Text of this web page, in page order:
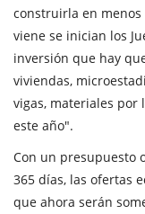
construirla en
viene se inician los
inversión que hay
viviendas,
vigas, materiales por
este año".
Con un presupuesto
365 días, las ofertas
que ahora serán